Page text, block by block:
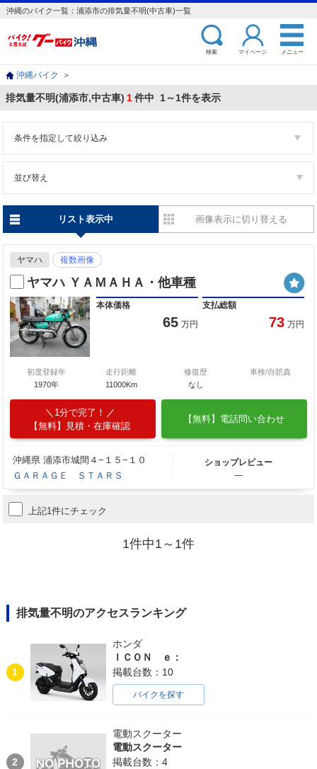
沖縄のバイク一覧：浦添市の排気量不明(中古車)一覧
検索 マイページ メニュー
沖縄バイク ＞
排気量不明(浦添市,中古車) 1件中 1～1件を表示
条件を指定して絞り込み
並び替え
リスト表示中 画像表示に切り替える
ヤマハ 複数画像
ヤマハ ＹＡＭＡＨＡ・他車種
本体価格
65 万円
支払総額
73 万円
初度登録年
1970年
走行距離
11000Km
修復歴
なし
車検/自賠責
1分で完了！
【無料】見積・在庫確認
【無料】電話問い合わせ
沖縄県 浦添市城間４−１５−１０
ＧＡＲＡＧＥ ＳＴＡＲＳ
ショップレビュー
―
上記1件にチェック
1件中1～1件
排気量不明のアクセスランキング
1
ホンダ
ＩＣＯＮ ｅ：
掲載台数：10
バイクを探す
2
電動スクーター
電動スクーター
掲載台数：4